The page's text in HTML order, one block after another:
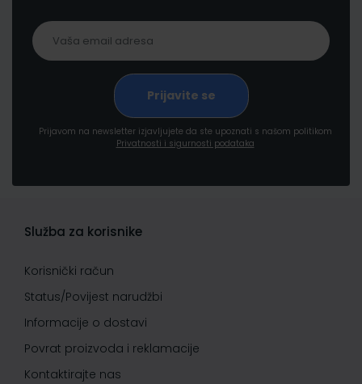
Prijavom na newsletter izjavljujete da ste upoznati s našom politikom
Privatnosti i sigurnosti podataka
Služba za korisnike
Korisnički račun
Status/Povijest narudžbi
Informacije o dostavi
Povrat proizvoda i reklamacije
Kontaktirajte nas